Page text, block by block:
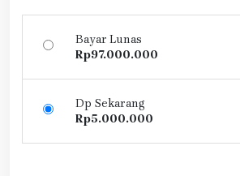
Bayar Lunas
Rp97.000.000
Dp Sekarang
Rp5.000.000